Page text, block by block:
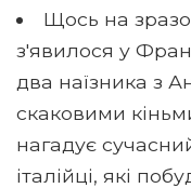
Щось на
з'явилося у
два наїзника з
скаковими
нагадує
італійці, які